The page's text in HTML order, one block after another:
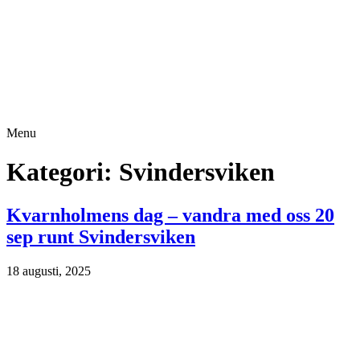
Menu
Kategori: Svindersviken
Kvarnholmens dag – vandra med oss 20
sep runt Svindersviken
18 augusti, 2025